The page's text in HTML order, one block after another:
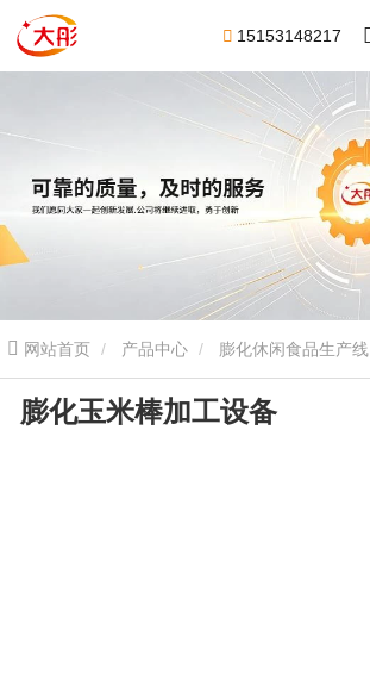
15153148217
网站首页 产品中心 膨化休闲食品生产线
膨化玉米棒加工设备
膨化玉米棒加工设备